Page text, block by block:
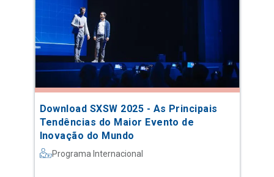
Download SXSW 2025 - As Principais
Tendências do Maior Evento de
Inovação do Mundo
Programa Internacional